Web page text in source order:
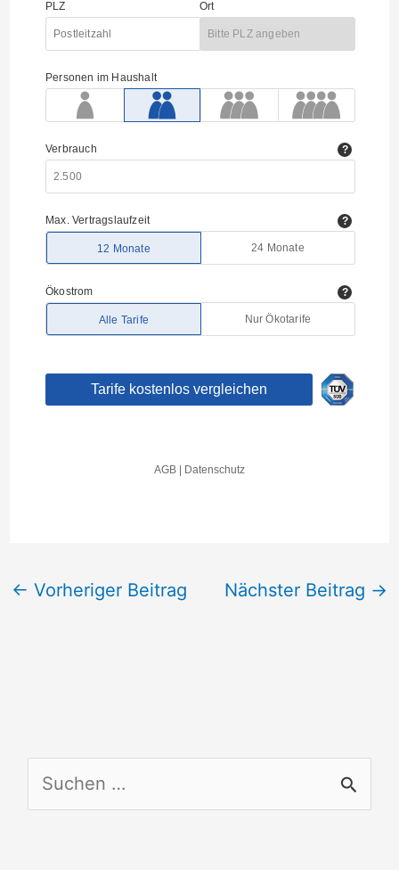
← Vorheriger Beitrag Nächster Beitrag →
u